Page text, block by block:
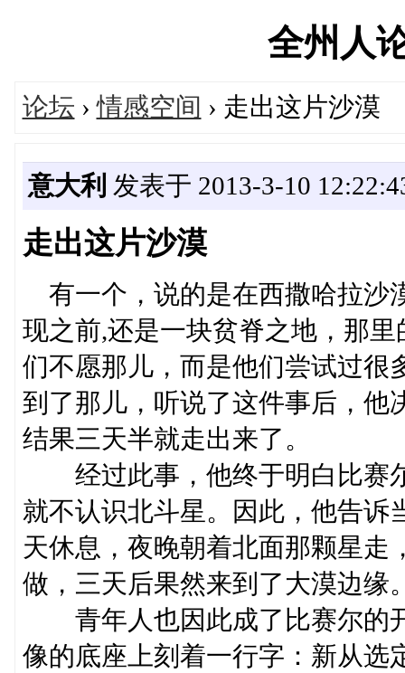
全州人
论坛 ›情感空间 › 走出这片沙漠
意大利 发表于 2013-3-10
走出这片沙漠
有一个，说的是在西撒哈拉沙
现之前,还是一块贫脊之地，那
们不愿那儿，而是他们尝试过很
到了那儿，听说了这件事后，他
结果三天半就走出来了。
经过此事，他终于明白比赛
就不认识北斗星。因此，他告诉
天休息，夜晚朝着北面那颗星走
做，三天后果然来到了大漠边缘
青年人也因此成了比赛尔的
像的底座上刻着一行字：新从选